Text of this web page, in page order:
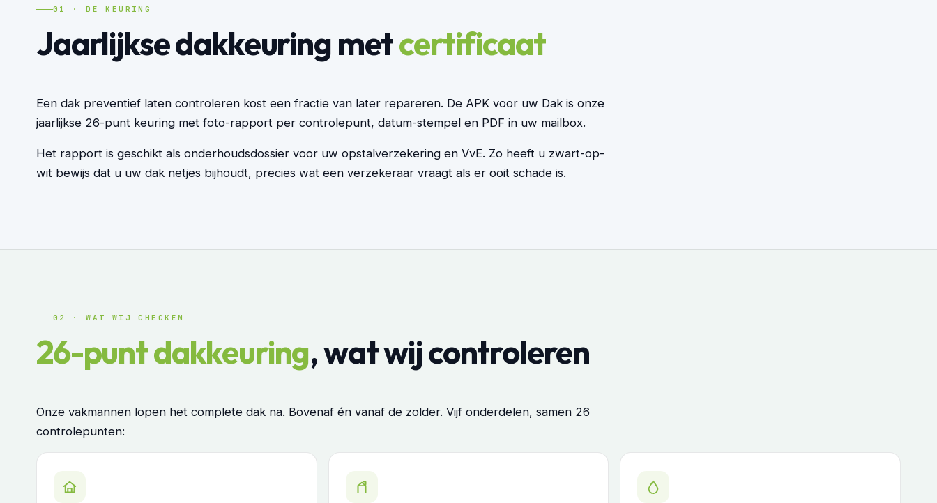
01 · DE KEURING
Jaarlijkse dakkeuring metcertificaat
Een dak preventief laten controleren kost een fractie van later repareren. De APK voor uw Dak is onze
jaarlijkse 26-punt keuring met foto-rapport per controlepunt, datum-stempel en PDF in uw mailbox.
Het rapport is geschikt als onderhoudsdossier voor uw opstalverzekering en VvE. Zo heeft u zwart-op-
wit bewijs dat u uw dak netjes bijhoudt, precies wat een verzekeraar vraagt als er ooit schade is.
02 · WAT WIJ CHECKEN
26-punt dakkeuring, wat wij controleren
Onze vakmannen lopen het complete dak na. Bovenaf én vanaf de zolder. Vijf onderdelen, samen 26
controlepunten: